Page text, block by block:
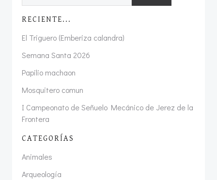
RECIENTE...
El Triguero (Emberiza calandra)
Semana Santa 2026
Papilio machaon
Mosquitero comun
I Campeonato de Señuelo Mecánico de Jerez de la
Frontera
CATEGORÍAS
Animales
Arqueología